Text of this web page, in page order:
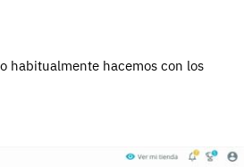
habitualmente hacemos con los